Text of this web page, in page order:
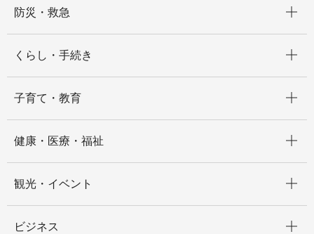
防災・救急
くらし・手続き
子育て・教育
健康・医療・福祉
観光・イベント
ビジネス